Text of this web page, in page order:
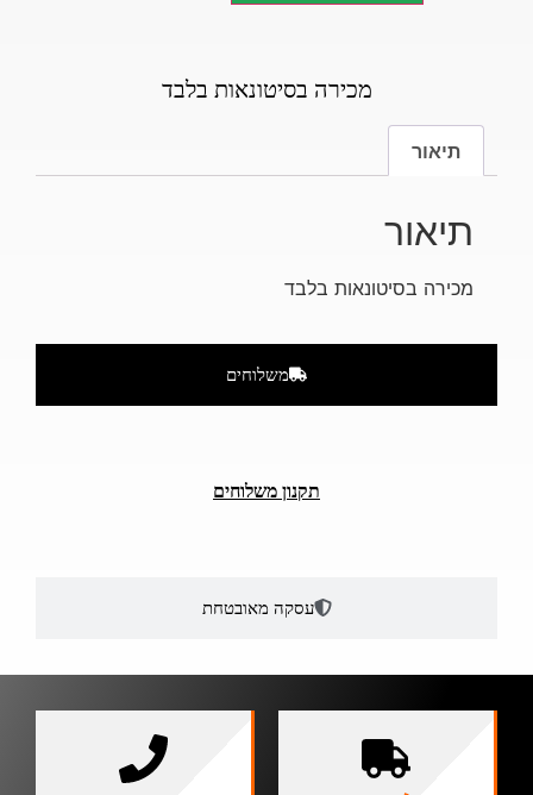
מכירה בסיטונאות בלבד
תיאור
תיאור
מכירה בסיטונאות בלבד
משלוחים
עסקה מאובטחת
תקנון משלוחים